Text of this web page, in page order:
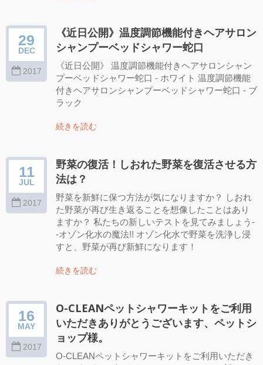
29
DEC
2017
《近日公開》温度調節機能付きヘアサロン
シャンプーベッドシャワー蛇口
《近日公開》 温度調節機能付きヘアサロンシャン
プーベッドシャワー蛇口 - ホワイト 温度調節機能
付きヘアサロンシャンプーベッドシャワー蛇口 - ブ
ラック
続きを読む
11
JUL
2017
野菜の復活！しおれた野菜を復活させる方
法は？
野菜を新鮮に保つ方法が気になりますか？ しおれ
た野菜が再び生き返ることを想像したことはあり
ますか？ 私たちの新しいテストを見てみましょう-
-オゾン化水の魔法!! オゾン化水で野菜を洗浄し浸
すと、野菜が再び新鮮になります！
続きを読む
16
MAY
2017
O-CLEANペットシャワーキットをご利用
いただきありがとうございます、ペットシ
ョップ様。
O-CLEANペットシャワーキットをご利用いただき